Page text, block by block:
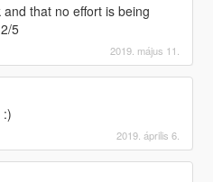
that no effort is being
5
2019. május 11.
:)
2019. április 6.